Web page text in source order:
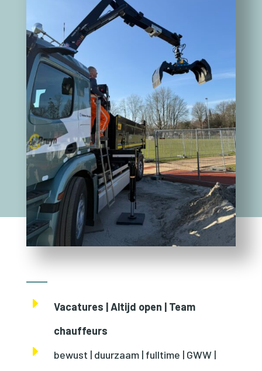
E
Vacatures | Altijd open | Team
chauffeurs
E
bewust | duurzaam | fulltime | GWW |